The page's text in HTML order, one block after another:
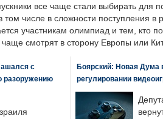
все чаще стали выбирать для
том числе в сложности поступления в
участникам олимпиад и тем, кто
чаще смотрят в сторону Европы или
с
разоружению
Боярский: Новая Дума
регулировании